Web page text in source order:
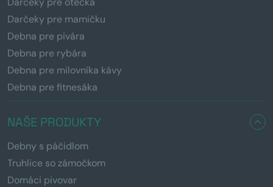
Darčeky pre mamičku
Debna pre pivára
Debna pre rybára
Debna pre milovníka kávy
Debna pre fitnesáka
NAŠE PRODUKTY
Debny s páčidlom
Truhlice so zámočkom
Domáci pivovar